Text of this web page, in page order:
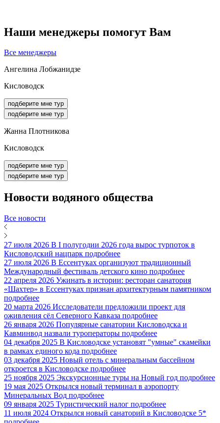
Наши менеджеры помогут Вам
Все менеджеры
Ангелина Лобжанидзе
Кисловодск
подберите мне тур
подберите мне тур
Жанна Плотникова
Кисловодск
подберите мне тур
подберите мне тур
Новости водяного общества
Все новости
27 июля 2026 В I полугодии 2026 года вырос турпоток в
Кисловодский нацпарк подробнее
27 июля 2026 В Ессентуках организуют традиционный
Международный фестиваль детского кино подробнее
22 апреля 2026 Ужинать в истории: ресторан санатория
«Шахтер» в Ессентуках признан архитектурным памятником
подробнее
20 марта 2026 Исследователи предложили проект для
оживления сёл Северного Кавказа подробнее
26 января 2026 Популярные санатории Кисловодска и
Кавминвод назвали туроператоры подробнее
04 декабря 2025 В Кисловодске установят "умные" скамейки
в рамках единого кода подробнее
03 декабря 2025 Новый отель с минеральным бассейном
откроется в Кисловодске подробнее
25 ноября 2025 Экскурсионные туры на Новый год подробнее
19 мая 2025 Открылся новый терминал в аэропорту
Минеральных Вод подробнее
09 января 2025 Туристический налог подробнее
11 июля 2024 Открылся новый санаторий в Кисловодске 5*